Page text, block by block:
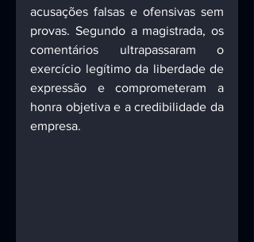
acusações falsas e ofensivas sem
provas. Segundo a magistrada, os
comentários ultrapassaram o
exercício legítimo da liberdade de
expressão e comprometeram a
honra objetiva e a credibilidade da
empresa.